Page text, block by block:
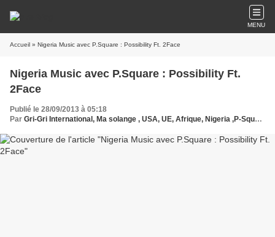
MENU
Accueil » Nigeria Music avec P.Square : Possibility Ft. 2Face
Nigeria Music avec P.Square : Possibility Ft.
2Face
Publié le 28/09/2013 à 05:18
Par Gri-Gri International, Ma solange , USA, UE, Afrique, Nigeria ,P-Square